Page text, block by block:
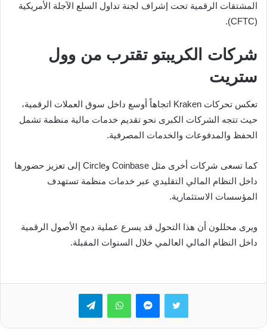
المشتقات الرقمية تحت إشراف لجنة تداول السلع الآجلة الأمريكية
(CFTC).
شركات الكريبتو تقترب من وول
ستريت
تعكس تحركات Kraken اتجاهاً أوسع داخل سوق العملات الرقمية،
حيث تتجه الشركات الكبرى نحو تقديم خدمات مالية منظمة تشمل
الحفظ والمدفوعات والخدمات المصرفية.
كما تسعى شركات أخرى مثل Coinbase وCircle إلى تعزيز حضورها
داخل النظام المالي التقليدي عبر خدمات منظمة تستهدف
المؤسسات الاستثمارية.
ويرى محللون أن هذا التحول قد يسرع عملية دمج الأصول الرقمية
داخل النظام المالي العالمي خلال السنوات المقبلة.
تويتر ماسنجرواتساب تيلقرام